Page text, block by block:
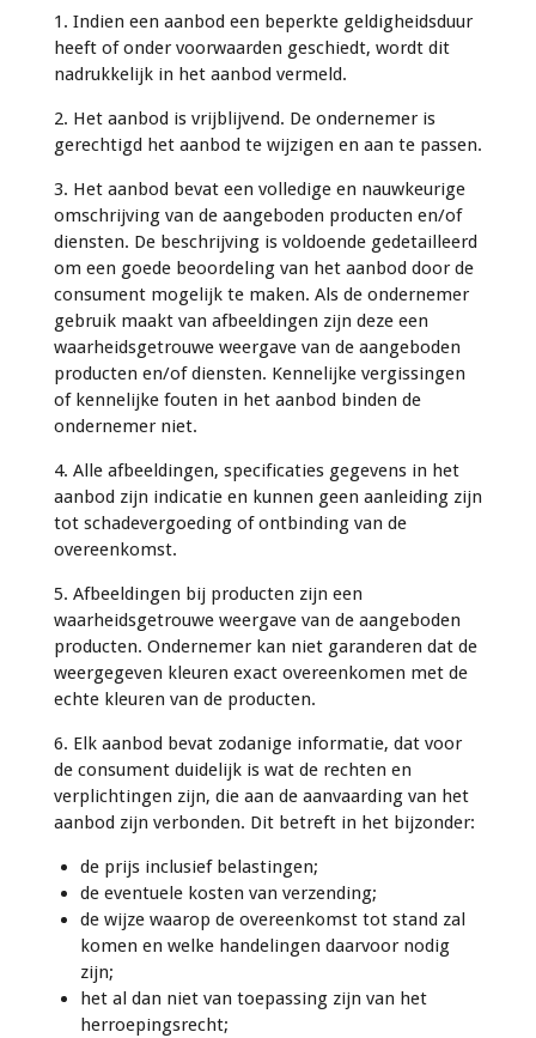
1. Indien een aanbod een beperkte geldigheidsduur
heeft of onder voorwaarden geschiedt, wordt dit
nadrukkelijk in het aanbod vermeld.
2. Het aanbod is vrijblijvend. De ondernemer is
gerechtigd het aanbod te wijzigen en aan te passen.
3. Het aanbod bevat een volledige en nauwkeurige
omschrijving van de aangeboden producten en/of
diensten. De beschrijving is voldoende gedetailleerd
om een goede beoordeling van het aanbod door de
consument mogelijk te maken. Als de ondernemer
gebruik maakt van afbeeldingen zijn deze een
waarheidsgetrouwe weergave van de aangeboden
producten en/of diensten. Kennelijke vergissingen
of kennelijke fouten in het aanbod binden de
ondernemer niet.
4. Alle afbeeldingen, specificaties gegevens in het
aanbod zijn indicatie en kunnen geen aanleiding zijn
tot schadevergoeding of ontbinding van de
overeenkomst.
5. Afbeeldingen bij producten zijn een
waarheidsgetrouwe weergave van de aangeboden
producten. Ondernemer kan niet garanderen dat de
weergegeven kleuren exact overeenkomen met de
echte kleuren van de producten.
6. Elk aanbod bevat zodanige informatie, dat voor
de consument duidelijk is wat de rechten en
verplichtingen zijn, die aan de aanvaarding van het
aanbod zijn verbonden. Dit betreft in het bijzonder:
de prijs inclusief belastingen;
de eventuele kosten van verzending;
de wijze waarop de overeenkomst tot stand zal
komen en welke handelingen daarvoor nodig
zijn;
het al dan niet van toepassing zijn van het
herroepingsrecht;